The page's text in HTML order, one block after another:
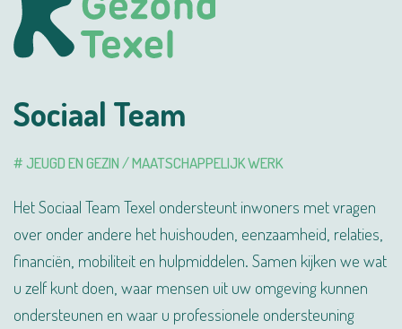
Sociaal Team
# JEUGD EN GEZIN / MAATSCHAPPELIJK WERK
Het Sociaal Team Texel ondersteunt inwoners met vragen
over onder andere het huishouden, eenzaamheid, relaties,
financiën, mobiliteit en hulpmiddelen. Samen kijken we wat
u zelf kunt doen, waar mensen uit uw omgeving kunnen
ondersteunen en waar u professionele ondersteuning